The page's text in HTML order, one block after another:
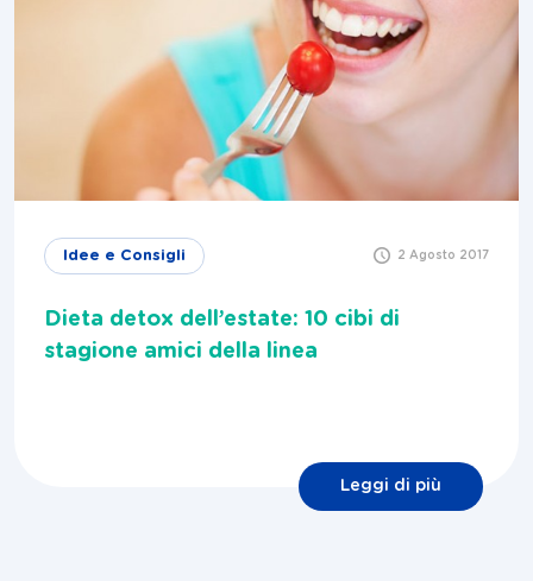
Idee e Consigli 2 Agosto 2017
Dieta detox dell’estate: 10 cibi di
stagione amici della linea
Leggi di più